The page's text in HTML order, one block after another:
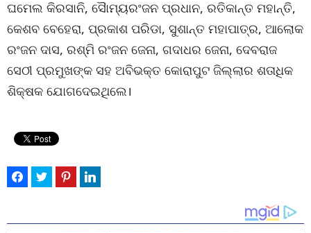
ଘମେଲ କିରସାନି, ସୈାମ୍ୟରଂଜନ ପ୍ରଧାନ, ରତିକାନ୍ତ ମହାନ୍ତି,
କେଶବ ବେହେରା, ପ୍ରକାଶ ପରିଡା, ସୁଶାନ୍ତ ମହାପାତ୍ର, ଆଲୋକ
ରଂଜନ ଦାସ, ରଶ୍ମି ରଂଜନ ଜେନା, ଗଦାଧର ଜେନା, ଦେବରାଜ
ସେଠୀ ପ୍ରମୁଖଙ୍କ ସହ ଅବିଭକ୍ତ କୋରାପୁଟ ଜିଲ୍ଲାର ଶତାଧିକ
ଶିକ୍ଷକ ଯୋଗଦେଇଥିଲେ।